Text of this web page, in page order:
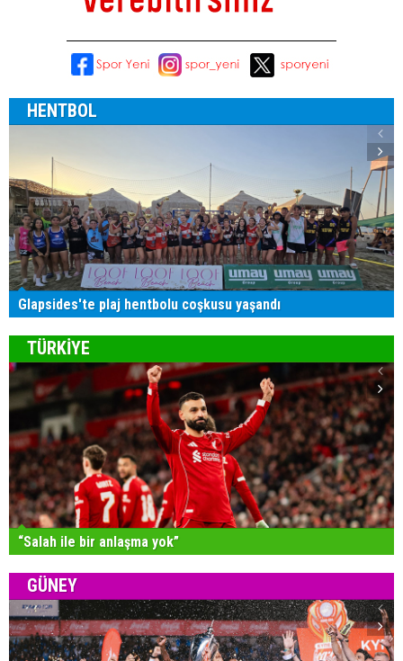
HENTBOL
Glapsides'te plaj hentbolu coşkusu yaşandı
TÜRKİYE
“Salah ile bir anlaşma yok”
GÜNEY